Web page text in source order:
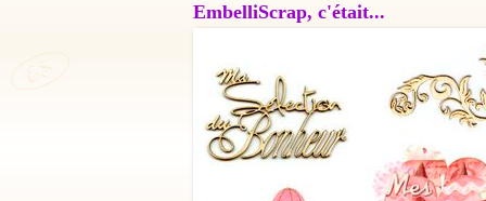
EmbelliScrap, c'était...